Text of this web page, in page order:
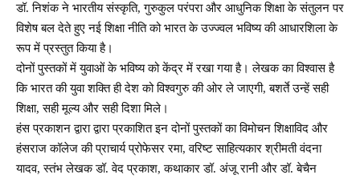
डॉ. निशंक ने भारतीय संस्कृति, गुरुकुल परंपरा और आधुनिक शिक्षा के संतुलन पर
विशेष बल देते हुए नई शिक्षा नीति को भारत के उज्ज्वल भविष्य की आधारशिला के
रूप में प्रस्तुत किया है।
दोनों पुस्तकों में युवाओं के भविष्य को केंद्र में रखा गया है। लेखक का विश्वास है
कि भारत की युवा शक्ति ही देश को विश्वगुरु की ओर ले जाएगी, बशर्ते उन्हें सही
शिक्षा, सही मूल्य और सही दिशा मिले।
हंस प्रकाशन द्वारा द्वारा प्रकाशित इन दोनों पुस्तकों का विमोचन शिक्षाविद और
हंसराज कॉलेज की प्राचार्य प्रोफेसर रमा, वरिष्ट साहित्यकार श्रीमती वंदना
यादव, स्तंभ लेखक डॉ. वेद प्रकाश, कथाकार डॉ. अंजू रानी और डॉ. बेचैन